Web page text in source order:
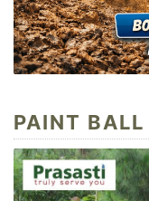
PAINT BALL